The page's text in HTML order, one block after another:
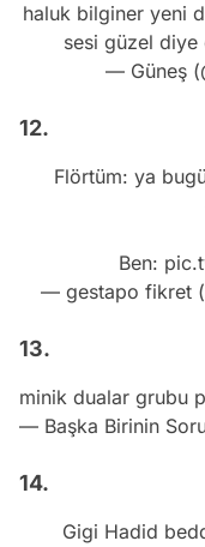
haluk bilginer yeni
sesi güzel diye
— Güneş
12.
Flörtüm: ya
Ben:
— gestapo fikret
13.
minik dualar grubu
— Başka Birinin
14.
Gigi Hadid